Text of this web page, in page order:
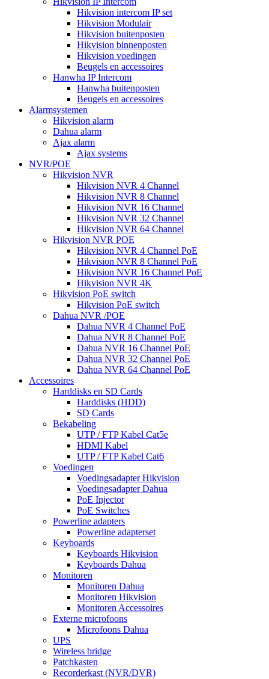
Hikvision intercom IP set
Hikvision Modulair
Hikvision buitenposten
Hikvision binnenposten
Hikvision voedingen
Beugels en accessoires
Hanwha IP Intercom
Hanwha buitenposten
Beugels en accessoires
Alarmsystemen
Hikvision alarm
Dahua alarm
Ajax alarm
Ajax systems
NVR/POE
Hikvision NVR
Hikvision NVR 4 Channel
Hikvision NVR 8 Channel
Hikvision NVR 16 Channel
Hikvision NVR 32 Channel
Hikvision NVR 64 Channel
Hikvision NVR POE
Hikvision NVR 4 Channel PoE
Hikvision NVR 8 Channel PoE
Hikvision NVR 16 Channel PoE
Hikvision NVR 4K
Hikvision PoE switch
Hikvision PoE switch
Dahua NVR /POE
Dahua NVR 4 Channel PoE
Dahua NVR 8 Channel PoE
Dahua NVR 16 Channel PoE
Dahua NVR 32 Channel PoE
Dahua NVR 64 Channel PoE
Accessoires
Harddisks en SD Cards
Harddisks (HDD)
SD Cards
Bekabeling
UTP / FTP Kabel Cat5e
HDMI Kabel
UTP / FTP Kabel Cat6
Voedingen
Voedingsadapter Hikvision
Voedingsadapter Dahua
PoE Injector
PoE Switches
Powerline adapters
Powerline adapterset
Keyboards
Keyboards Hikvision
Keyboards Dahua
Monitoren
Monitoren Dahua
Monitoren Hikvision
Monitoren Accessoires
Externe microfoons
Microfoons Dahua
UPS
Wireless bridge
Patchkasten
Recorderkast (NVR/DVR)